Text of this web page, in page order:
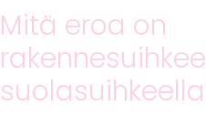
Mitä eroa on